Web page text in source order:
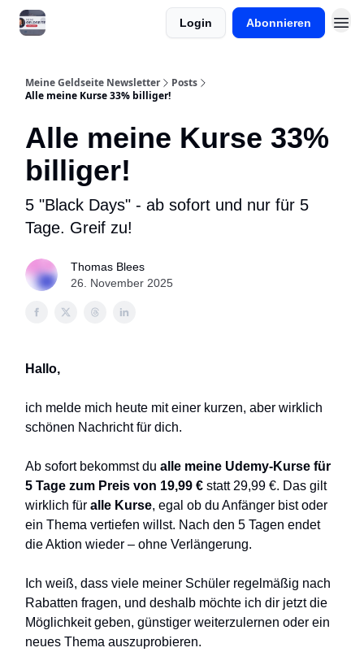
Login Abonnieren
Meine Geldseite Newsletter
Posts
Alle meine Kurse 33% billiger!
Alle meine Kurse 33%
billiger!
5 "Black Days" - ab sofort und nur für 5
Tage. Greif zu!
Thomas Blees
26. November 2025
Hallo,
ich melde mich heute mit einer kurzen, aber wirklich
schönen Nachricht für dich.
Ab sofort bekommst du alle meine Udemy-Kurse für
5 Tage zum Preis von 19,99 € statt 29,99 €. Das gilt
wirklich für alle Kurse, egal ob du Anfänger bist oder
ein Thema vertiefen willst. Nach den 5 Tagen endet
die Aktion wieder – ohne Verlängerung.
Ich weiß, dass viele meiner Schüler regelmäßig nach
Rabatten fragen, und deshalb möchte ich dir jetzt die
Möglichkeit geben, günstiger weiterzulernen oder ein
neues Thema auszuprobieren.